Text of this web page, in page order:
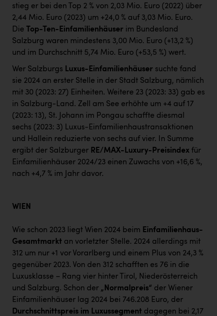
stieg er bei den Top 2 % von 2,03 Mio. Euro (2022) über
2,44 Mio. Euro (2023) um +24,0 % auf 3,03 Mio. Euro.
Die Top-Ten-Einfamilienhäuser im Bundesland
Salzburg waren mindestens 3,00 Mio. Euro (+13,2 %)
und im Durchschnitt 5,74 Mio. Euro (+53,5 %) wert.
Wer Salzburgs Luxus-Einfamilienhäuser suchte fand
sie 2024 an erster Stelle in der Stadt Salzburg, nämlich
mit 30 (2023: 27) Einheiten. Weitere 23 (2023: 33) gab es
in Salzburg-Land. Zell am See erhöhte um +4 auf 17
(2023: 13), St. Johann im Pongau schaffte diesmal
sechs (2023: 3) Luxus-Einfamilienhaustransaktionen
und Hallein reduzierte von sechs auf vier. In Summe
ergibt der Salzburger RE/MAX-Luxury-Preisindex für
Einfamilienhäuser 2024/23 einen Zuwachs von +16,6 %,
nach +4,7 % im Jahr davor.
WIEN
Wie schon 2023 liegt Wien 2024 beim Einfamilienhaus-
Gesamtmarkt an vorletzter Stelle. 2024 allerdings mit
312 um nur +1 vor Vorarlberg und einem Plus von 24,3 %
gegenüber 2023. Von den 312 schafften es 76 in die
Luxusklasse – Rang vier hinter Tirol, Niederösterreich
und Salzburg. Schon der „Normalpreis“ der Wiener
Einfamilienhäuser lag 2024 bei 746.208 Euro, der
Durchschnittspreis im Luxussegment dagegen bei 2,17